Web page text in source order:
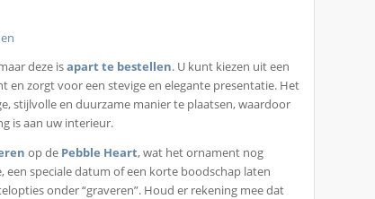
deze isapart te bestellen. U kunt kiezen uit een
en zorgt voor een stevige en elegante presentatie. Het
stijlvolle en duurzame manier te plaatsen, waardoor
is aan uw interieur.
op de Pebble Heart, wat het ornament nog
speciale datum of een korte boodschap laten
onder “graveren”. Houd er rekening mee dat